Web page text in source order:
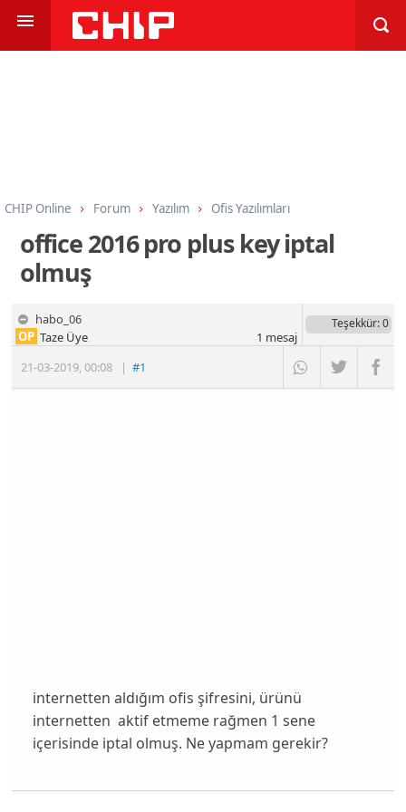
CHIP Online Forum Yazılım Ofis Yazılımları
office 2016 pro plus key iptal
olmuş
habo_06
21-03-2019,00:08 |#1
OP Taze Üye
Teşekkür: 0
1 mesaj
internetten aldığım ofis şifresini, ürünü
internetten aktif etmeme rağmen 1 sene
içerisinde iptal olmuş. Ne yapmam gerekir?